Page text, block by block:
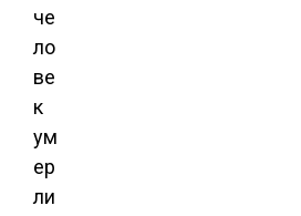
че
ло
ве
к
ум
ер
ли